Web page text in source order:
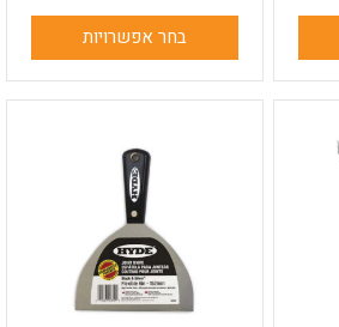
בחר אפשרויות
יש
מספר
סוגים.
ניתן
לבחור
את
האפשרויות